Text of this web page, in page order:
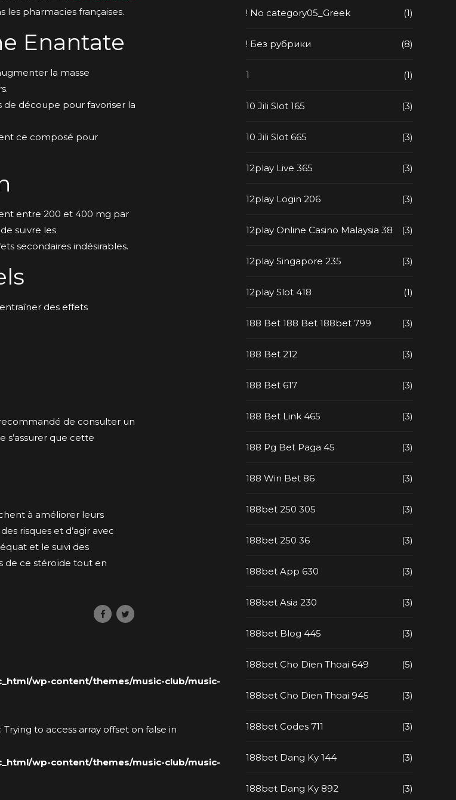
les pharmacies françaises.
Enantate
la masse
de découpe pour favoriser la
ce composé pour
entre 200 et 400 mg par
suivre les
secondaires indésirables.
des effets
de consulter un
s’assurer que cette
à améliorer leurs
risques et d’agir avec
et le suivi des
de ce stéroïde tout en
wp-content/themes/music-club/music-
: Trying to access array offset on false in
wp-content/themes/music-club/music-
! No category05_Greek (1)
! Без рубрики (8)
1 (1)
10 Jili Slot 165 (3)
10 Jili Slot 665 (3)
12play Live 365 (3)
12play Login 206 (3)
12play Online Casino Malaysia 38 (3)
12play Singapore 235 (3)
12play Slot 418 (1)
188 Bet 188 Bet 188bet 799 (3)
188 Bet 212 (3)
188 Bet 617 (3)
188 Bet Link 465 (3)
188 Pg Bet Paga 45 (3)
188 Win Bet 86 (3)
188bet 250 305 (3)
188bet 250 36 (3)
188bet App 630 (3)
188bet Asia 230 (3)
188bet Blog 445 (3)
188bet Cho Dien Thoai 649 (5)
188bet Cho Dien Thoai 945 (3)
188bet Codes 711 (3)
188bet Dang Ky 144 (3)
188bet Dang Ky 892 (3)